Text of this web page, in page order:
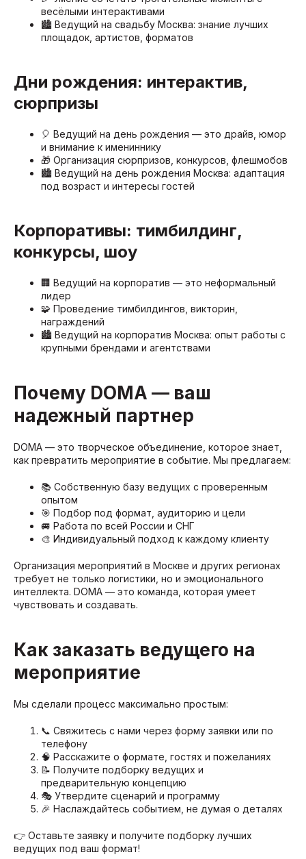
весёлыми интерактивами
🏙️ Ведущий на свадьбу Москва: знание лучших
площадок, артистов, форматов
Дни рождения: интерактив,
сюрпризы
🎈 Ведущий на день рождения — это драйв, юмор
и внимание к имениннику
🎁 Организация сюрпризов, конкурсов, флешмобов
🏙️ Ведущий на день рождения Москва: адаптация
под возраст и интересы гостей
Корпоративы: тимбилдинг,
конкурсы, шоу
🏢 Ведущий на корпоратив — это неформальный
лидер
🧩 Проведение тимбилдингов, викторин,
награждений
🏙️ Ведущий на корпоратив Москва: опыт работы с
крупными брендами и агентствами
Почему DOMA — ваш
надежный партнер
DOMA — это творческое объединение, которое знает,
как превратить мероприятие в событие. Мы предлагаем:
📚 Собственную базу ведущих с проверенным
опытом
🎯 Подбор под формат, аудиторию и цели
🚐 Работа по всей России и СНГ
🎨 Индивидуальный подход к каждому клиенту
Организация мероприятий в Москве и других регионах
требует не только логистики, но и эмоционального
интеллекта. DOMA — это команда, которая умеет
чувствовать и создавать.
Как заказать ведущего на
мероприятие
Мы сделали процесс максимально простым:
📞 Свяжитесь с нами через форму заявки или по
телефону
🧠 Расскажите о формате, гостях и пожеланиях
📝 Получите подборку ведущих и
предварительную концепцию
🎭 Утвердите сценарий и программу
🎉 Наслаждайтесь событием, не думая о деталях
👉 Оставьте заявку и получите подборку лучших
ведущих под ваш формат!